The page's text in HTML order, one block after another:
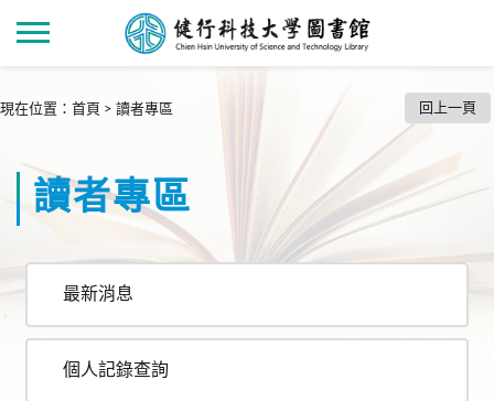
現在位置 ： 首頁 > 讀者專區 回上一頁
讀者專區
最新消息
個人記錄查詢